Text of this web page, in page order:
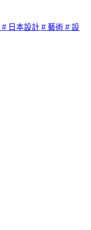
# 日本設計 # 藝術 # 設